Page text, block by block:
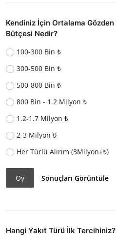
Kendiniz İçin Ortalama
Bütçesi Nedir?
100-300 Bin ₺
300-500 Bin ₺
500-800 Bin ₺
800 Bin - 1.2 Milyon ₺
1.2-1.7 Milyon ₺
2-3 Milyon ₺
Her Türlü Alırım (3Milyon+₺)
Oy Sonuçları Görüntüle
Hangi Yakıt Türü İlk Tercihiniz?